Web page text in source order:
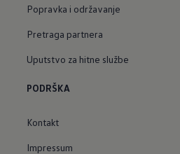
Popravka i održavanje
Pretraga partnera
Uputstvo za hitne službe
PODRŠKA
Kontakt
Impressum